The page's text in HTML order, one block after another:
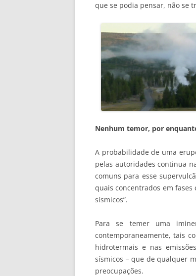
que se podia pensar, não se
Nenhum temor, por
A probabilidade de uma
pelas autoridades continua
comuns para esse
quais concentrados em fases
sísmicos”.
Para se temer uma
contemporaneamente, tais
hidrotermais e nas
sísmicos – que de qualquer
preocupações.